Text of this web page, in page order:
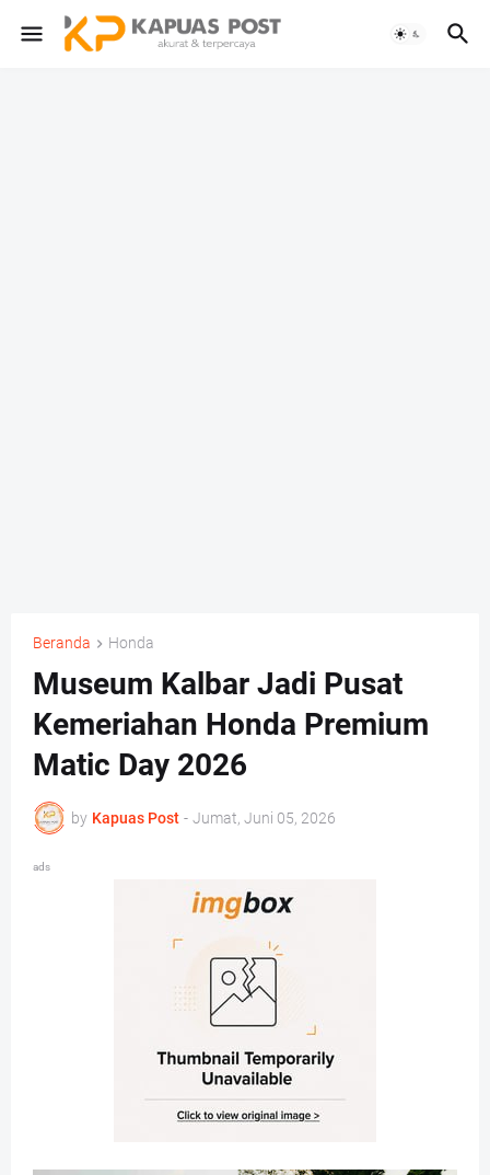
Beranda Honda
Museum Kalbar Jadi Pusat
Kemeriahan Honda Premium
Matic Day 2026
by Kapuas Post - Jumat, Juni 05, 2026
ads